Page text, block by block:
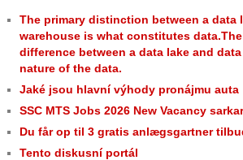
The primary distinction between a data
warehouse is what constitutes
difference between a data lake and
nature of the data.
Jaké jsou hlavní výhody pronájmu auta
SSC MTS Jobs 2026 New Vacancy
Du får op til 3 gratis anlægsgartner
Tento diskusní portál